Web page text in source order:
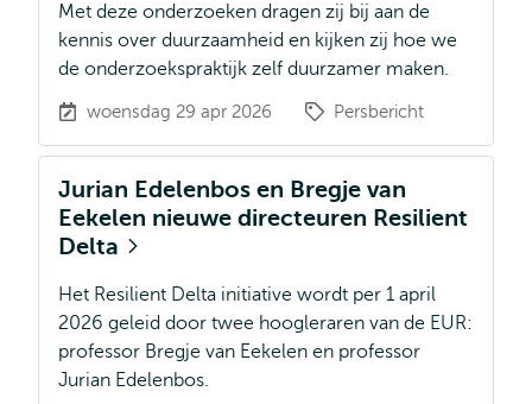
Met deze onderzoeken dragen zij bij aan de
kennis over duurzaamheid en kijken zij hoe we
de onderzoekspraktijk zelf duurzamer maken.
woensdag 29 apr 2026 Persbericht
Jurian Edelenbos en Bregje van
Eekelen nieuwe directeuren Resilient
Delta
Het Resilient Delta initiative wordt per 1 april
2026 geleid door twee hoogleraren van de EUR:
professor Bregje van Eekelen en professor
Jurian Edelenbos.